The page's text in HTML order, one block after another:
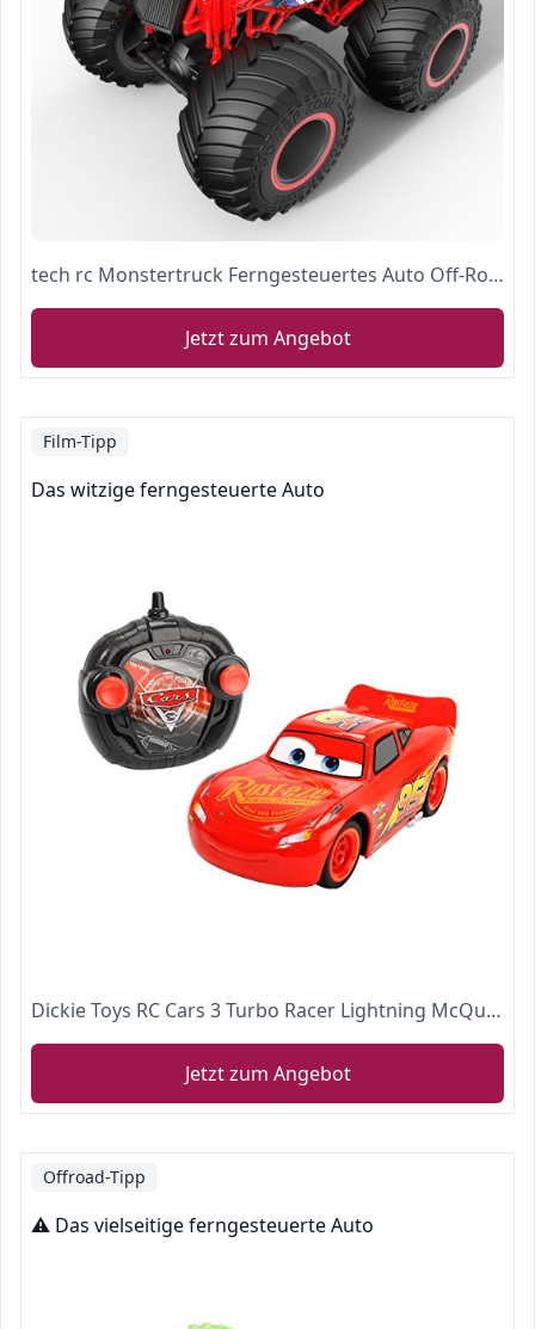
tech rc Monstertruck Ferngesteuertes Auto Off-Road
Jetzt zum Angebot
Film-Tipp
Das witzige ferngesteuerte Auto
Dickie Toys RC Cars 3 Turbo Racer Lightning McQueen
Jetzt zum Angebot
Offroad-Tipp
⚠️ Das vielseitige ferngesteuerte Auto